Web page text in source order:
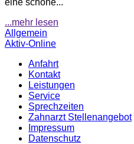
...mehr lesen
Allgemein
Aktiv-Online
Anfahrt
Kontakt
Leistungen
Service
Sprechzeiten
Zahnarzt Stellenangebot
Impressum
Datenschutz